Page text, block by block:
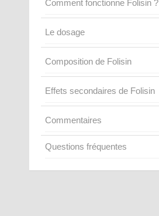
Comment fonctionne Folisin ?
Le dosage
Composition de Folisin
Effets secondaires de Folisin
Commentaires
Questions fréquentes